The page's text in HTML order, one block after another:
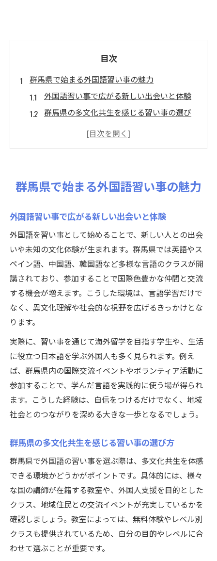
目次
群馬県で始まる外国語習い事の魅力
外国語習い事で広がる新しい出会いと体験
群馬県の多文化共生を感じる習い事の選び
群馬県で外国語を学ぶ楽しさと学びの環境
地域交流に強い外国語習い事の選び方のコ
ツ
習い事でつながる多文化共生群馬県のポイ
ント
国際交流イベントがある習い事の魅力とは
やさしい日本語を学べる習い事の活用法
外国語でつながる群馬県の多文化共生体験
外国語習い事で多文化共生を体感する魅力
群馬県の国際交流イベントで得られる体験
談
習い事を通じて知る地域文化と国際理解
多文化共生群馬県の実践例と習い事の役割
理由
実例から学ぶ群馬県の外国語教育方法
外国語習い事の実例に学ぶ教育法のポイン
ト
群馬県で注目される外国語教育の特徴とは
習い事現場で役立つやさしい日本語の活用
群馬県で始まる外国語習い事の魅力
外国語習い事で広がる新しい出会いと体験
外国語を習い事として始めることで、新しい人との出会
いや未知の文化体験が生まれます。群馬県では英語やス
ペイン語、中国語、韓国語など多様な言語のクラスが開
講されており、参加することで国際色豊かな仲間と交流
する機会が増えます。こうした環境は、言語学習だけで
なく、異文化理解や社会的な視野を広げるきっかけとな
ります。
実際に、習い事を通じて海外留学を目指す学生や、生活
に役立つ日本語を学ぶ外国人も多く見られます。例え
ば、群馬県内の国際交流イベントやボランティア活動に
参加することで、学んだ言語を実践的に使う場が得られ
ます。こうした経験は、自信をつけるだけでなく、地域
社会とのつながりを深める大きな一歩となるでしょう。
群馬県の多文化共生を感じる習い事の選び方
群馬県で外国語の習い事を選ぶ際は、多文化共生を体感
できる環境かどうかがポイントです。具体的には、様々
な国の講師が在籍する教室や、外国人支援を目的とした
クラス、地域住民との交流イベントが充実しているかを
確認しましょう。教室によっては、無料体験やレベル別
クラスも提供されているため、自分の目的やレベルに合
わせて選ぶことが重要です。